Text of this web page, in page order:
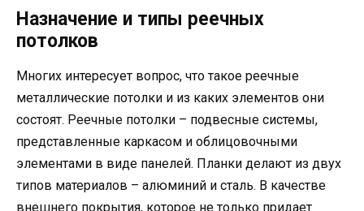
Назначение и типы реечных
потолков
Многих интересует вопрос, что такое реечные
металлические потолки и из каких элементов они
состоят. Реечные потолки – подвесные системы,
представленные каркасом и облицовочными
элементами в виде панелей. Планки делают из двух
типов материалов – алюминий и сталь. В качестве
внешнего покрытия, которое не только придает